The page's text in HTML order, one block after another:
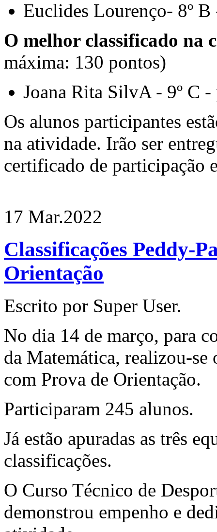
Euclides Lourenço- 8º
O melhor classificado na
máxima: 130 pontos)
Joana Rita SilvA - 9º C
Os alunos participantes
na atividade. Irão ser
certificado de participação
17 Mar.2022
Classificações Peddy-
Orientação
Escrito por Super User.
No dia 14 de março, para
da Matemática, realizou-se
com Prova de Orientação.
Participaram 245 alunos.
Já estão apuradas as três
classificações.
O Curso Técnico de
demonstrou empenho e